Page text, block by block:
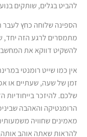
להביט בגלים, שותקים
הספינה שלוחה כחץ לעבר
מתמסרים לרגע הזה יחד,
להשקיט דווקא את
אין כמו שייט רומנטי
זמן של שעה, שעתיים או
שלכם. להיזכר בייחודיות
הרומנטיקה והאהבה
מאמינים שחוויה
להראות שאתה אוהב